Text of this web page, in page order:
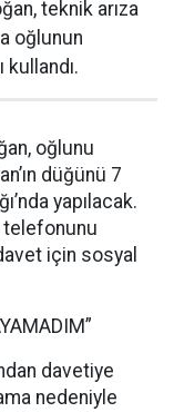
teknik arıza
oğlunun
oğlunu
düğünü 7
yapılacak.
telefonunu
için sosyal
davetiye
nedeniyle